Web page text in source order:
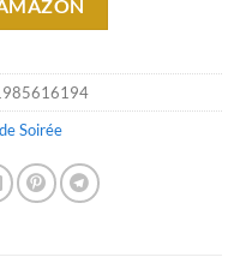
Soirée